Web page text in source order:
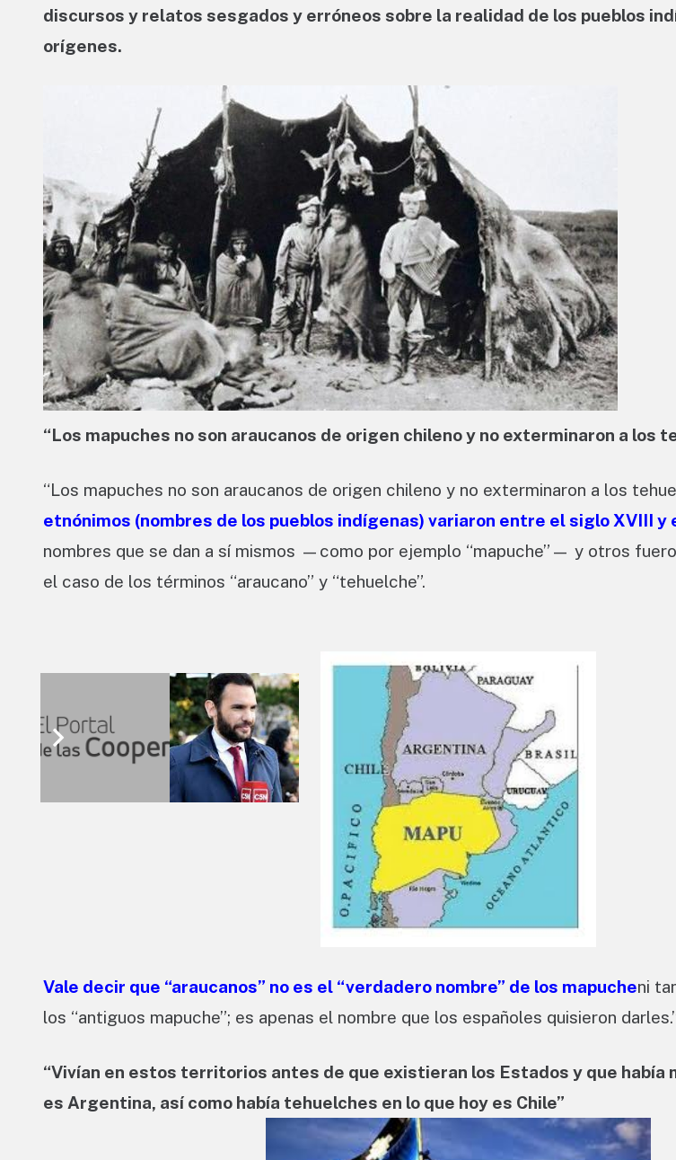
discursos y relatos sesgados y erróneos sobre la realidad de los pueblos
orígenes.
“Los mapuches no son araucanos de origen chileno y no exterminaron a los
“Los mapuches no son araucanos de origen chileno y no exterminaron a los
etnónimos (nombres de los pueblos indígenas) variaron entre el siglo XVIII y
nombres que se dan a sí mismos —como por ejemplo “mapuche”— y otros
el caso de los términos “araucano” y “tehuelche”.
Vale decir que “araucanos” no es el “verdadero nombre” de los mapucheni
los “antiguos mapuche”; es apenas el nombre que los españoles quisieron
“Vivían en estos territorios antes de que existieran los Estados y que había
es Argentina, así como había tehuelches en lo que hoy es Chile”